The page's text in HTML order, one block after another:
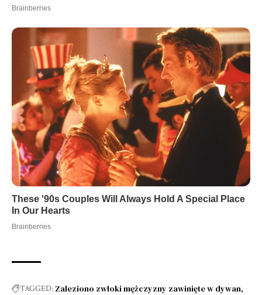
TAGGED: Zaleziono zwłoki mężczyzny zawinięte w dywan